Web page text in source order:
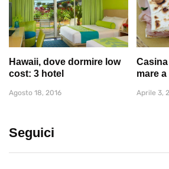
Hawaii, dove dormire low
cost: 3 hotel
Agosto 18, 2016
mare
Aprile 3,
Seguici